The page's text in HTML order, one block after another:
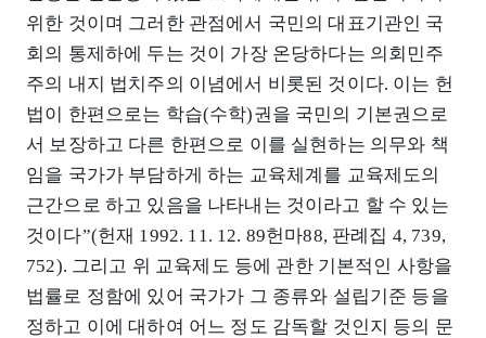
위한 것이며 그러한 관점에서 국민의 대표기관인 국
회의 통제하에 두는 것이 가장 온당하다는 의회민주
주의 내지 법치주의 이념에서 비롯된 것이다. 이는 헌
법이 한편으로는 학습(수학)권을 국민의 기본권으로
서 보장하고 다른 한편으로 이를 실현하는 의무와 책
임을 국가가 부담하게 하는 교육체계를 교육제도의
근간으로 하고 있음을 나타내는 것이라고 할 수 있는
것이다”(헌재 1992. 11. 12. 89헌마88, 판례집 4, 739,
752). 그리고 위 교육제도 등에 관한 기본적인 사항을
법률로 정함에 있어 국가가 그 종류와 설립기준 등을
정하고 이에 대하여 어느 정도 감독할 것인지 등의 문